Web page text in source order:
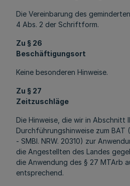
Die Vereinbarung des
4 Abs. 2 der Schriftform.
Zu § 26
Beschäftigungsort
Keine besonderen Hinweise.
Zu § 27
Zeitzuschläge
Die Hinweise, die wir in Abschnitt
Durchführungshinweise zum BAT
- SMBl. NRW. 20310) zur
die Angestellten des Landes
die Anwendung des § 27 MTArb
entsprechend.